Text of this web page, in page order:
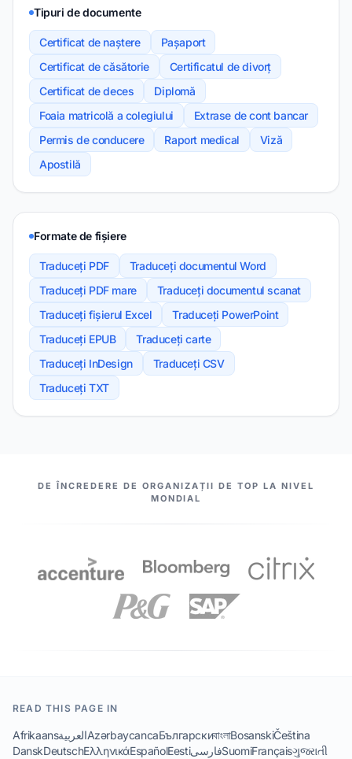
Tipuri de documente
Certificat de naștere
Pașaport
Certificat de căsătorie
Certificatul de divorț
Certificat de deces
Diplomă
Foaia matricolă a colegiului
Extrase de cont bancar
Permis de conducere
Raport medical
Viză
Apostilă
Formate de fișiere
Traduceți PDF
Traduceți documentul Word
Traduceți PDF mare
Traduceți documentul scanat
Traduceți fișierul Excel
Traduceți PowerPoint
Traduceți EPUB
Traduceți carte
Traduceți InDesign
Traduceți CSV
Traduceți TXT
PARTENERII NOȘTRI
DE ÎNCREDERE DE ORGANIZAȚII DE TOP LA NIVEL
MONDIAL
READ THIS PAGE IN
AfrikaansالعربيةAzərbaycancaБългарскиবাংলাBosanskiČeština
DanskDeutschΕλληνικάEspañolEestiفارسیSuomiFrançaisગુજરાતી